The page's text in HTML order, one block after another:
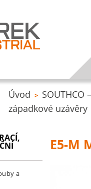
Úvod >
západkové uzávěry
a
E5-M